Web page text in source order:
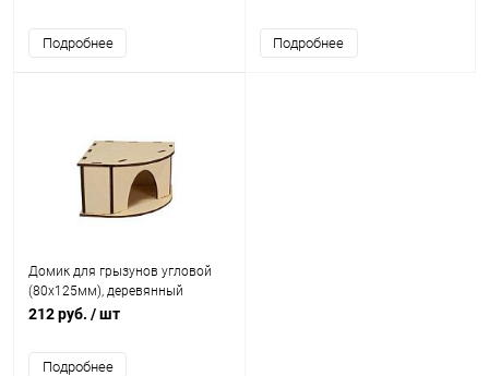
Подробнее Подробнее
Домик для грызунов угловой
(80х125мм), деревянный
212 руб. / шт
Подробнее